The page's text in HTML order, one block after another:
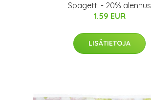
Spagetti - 20% alennus
1.59 EUR
LISÄTIETOJA